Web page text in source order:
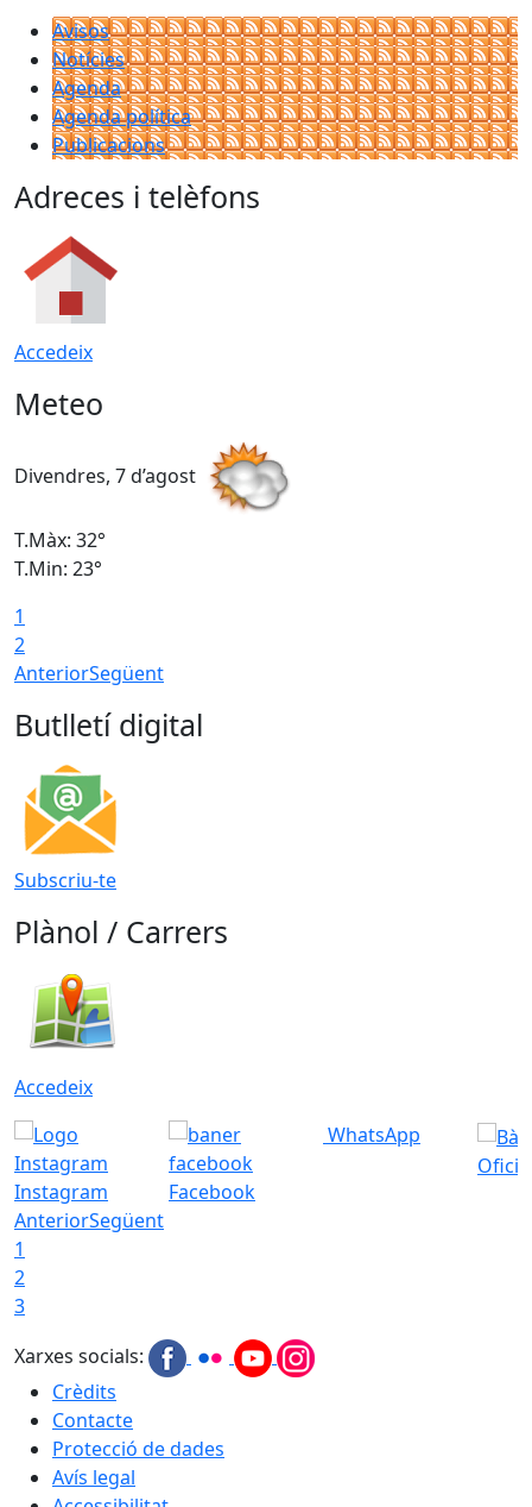
Avisos
Notícies
Agenda
Agenda política
Publicacions
Adreces i telèfons
Accedeix
Meteo
Divendres, 7 d’agost
T.Màx: 32°
T.Min: 23°
1
2
AnteriorSegüent
Butlletí digital
Subscriu-te
Plànol / Carrers
Accedeix
Instagram Facebook
WhatsApp
AnteriorSegüent
1
2
3
Xarxes socials:
Crèdits
Contacte
Protecció de dades
Avís legal